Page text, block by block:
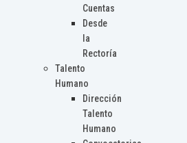
Cuentas
Desde
la
Rectoría
Talento
Humano
Dirección
Talento
Humano